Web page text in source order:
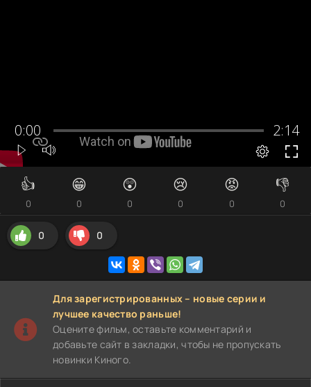
👍
0
😁
0
😲
0
😢
0
😡
0
👎
0
0 0
Для зарегистрированных – новые серии и
лучшее качество раньше!
Оцените фильм, оставьте комментарий и
добавьте сайт в закладки, чтобы не пропускать
новинки Киного.